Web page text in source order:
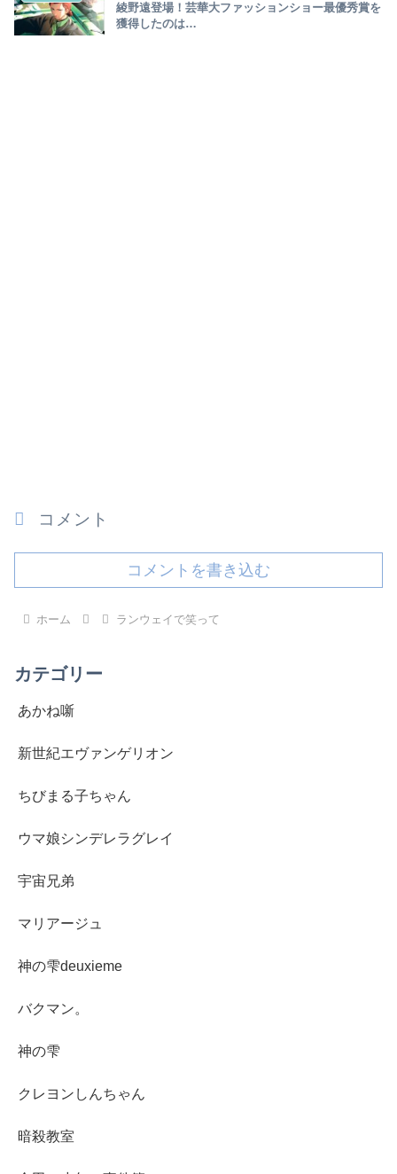
綾野遠登場！芸華大ファッションショー最優秀賞を
獲得したのは…
コメント
コメントを書き込む
ホーム ランウェイで笑って
カテゴリー
あかね噺
新世紀エヴァンゲリオン
ちびまる子ちゃん
ウマ娘シンデレラグレイ
宇宙兄弟
マリアージュ
神の雫deuxieme
バクマン。
神の雫
クレヨンしんちゃん
暗殺教室